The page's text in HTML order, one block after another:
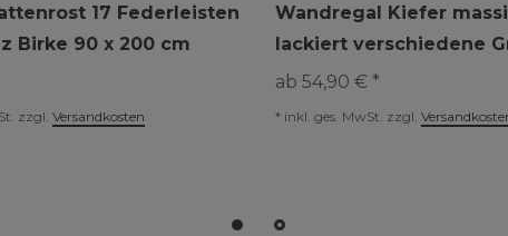
17 Federleisten
Birke 90 x 200 cm
zzgl. Versandkosten
Wandregal Kiefer
lackiert verschiedene
ab 54,90 € *
* inkl. ges. MwSt. zzgl.